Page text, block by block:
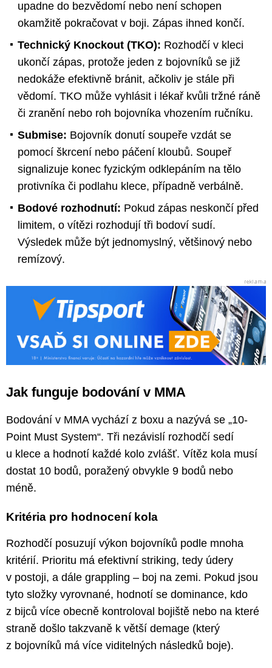
upadne do bezvědomí nebo není schopen
okamžitě pokračovat v boji. Zápas ihned končí.
Technický Knockout (TKO): Rozhodčí v kleci
ukončí zápas, protože jeden z bojovníků se již
nedokáže efektivně bránit, ačkoliv je stále při
vědomí. TKO může vyhlásit i lékař kvůli tržné ráně
či zranění nebo roh bojovníka vhozením ručníku.
Submise: Bojovník donutí soupeře vzdát se
pomocí škrcení nebo páčení kloubů. Soupeř
signalizuje konec fyzickým odklepáním na tělo
protivníka či podlahu klece, případně verbálně.
Bodové rozhodnutí: Pokud zápas neskončí před
limitem, o vítězi rozhodují tři bodoví sudí.
Výsledek může být jednomyslný, většinový nebo
remízový.
Jak funguje bodování v MMA
Bodování v MMA vychází z boxu a nazývá se „10-
Point Must System“. Tři nezávislí rozhodčí sedí
u klece a hodnotí každé kolo zvlášť. Vítěz kola musí
dostat 10 bodů, poražený obvykle 9 bodů nebo
méně.
Kritéria pro hodnocení kola
Rozhodčí posuzují výkon bojovníků podle mnoha
kritérií. Prioritu má efektivní striking, tedy údery
v postoji, a dále grappling – boj na zemi. Pokud jsou
tyto složky vyrovnané, hodnotí se dominance, kdo
z bijců více obecně kontroloval bojiště nebo na které
straně došlo takzvaně k větší demage (který
z bojovníků má více viditelných následků boje).